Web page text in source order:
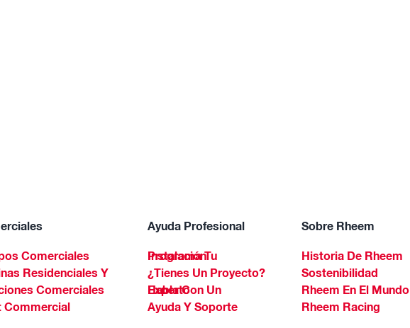
Comerciales
Comerciales
Commercial
Ayuda Profesional
Programa Tu Instalación
¿Tienes Un Proyecto?
Habla Con Un Experto
Ayuda Y Soporte
Sobre Rheem
Historia De Rheem
Sostenibilidad
Rheem En El Mundo
Rheem Racing